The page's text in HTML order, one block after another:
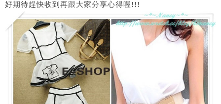
好期待趕快收到再跟大家分享心得喔!!!